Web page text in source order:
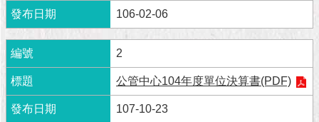
願
景
及
成
果
市
106-02-06
2
公管中心104年度單位決算書(PDF)
107-10-23